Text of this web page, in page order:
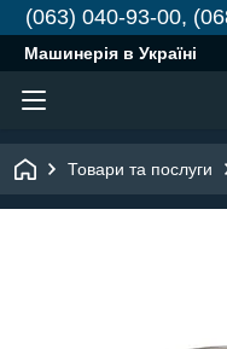
(063) 040-93-00,
Машинерія в Україні
Товари та послуги